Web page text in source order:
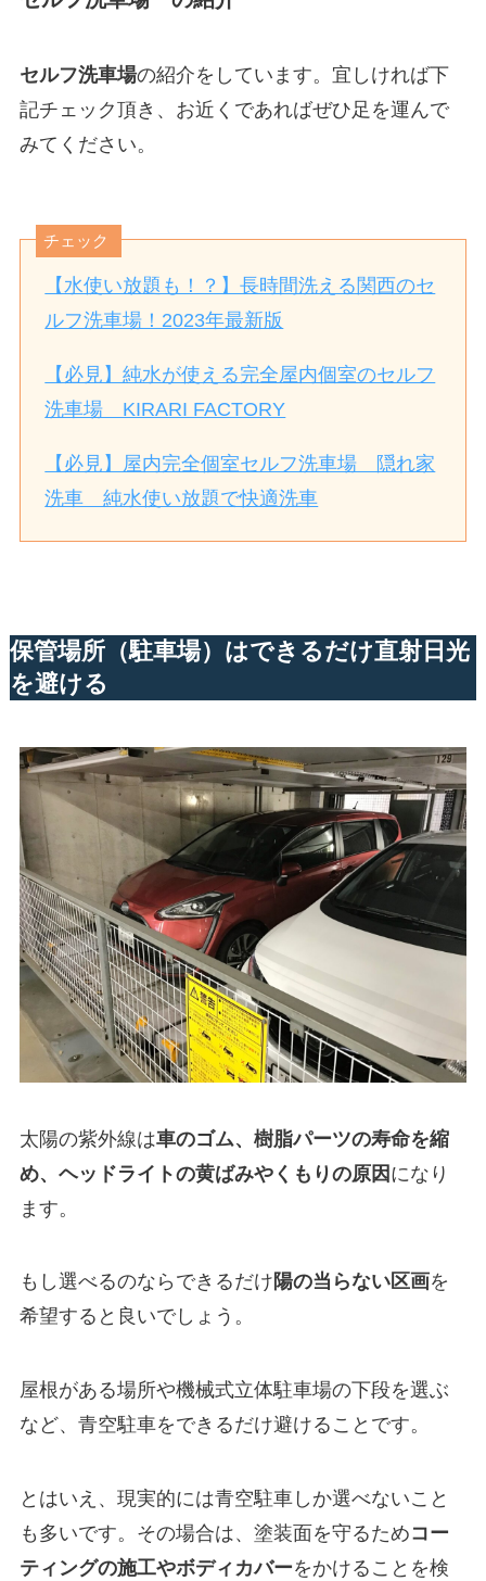
セルフ洗車場の紹介をしています。宜しければ下
記チェック頂き、お近くであればぜひ足を運んで
みてください。
チェック
【水使い放題も！？】長時間洗える関西のセ
ルフ洗車場！2023年最新版
【必見】純水が使える完全屋内個室のセルフ
洗車場 KIRARI FACTORY
【必見】屋内完全個室セルフ洗車場 隠れ家
洗車 純水使い放題で快適洗車
保管場所（駐車場）はできるだけ直射日光
を避ける
太陽の紫外線は車のゴム、樹脂パーツの寿命を縮
め、ヘッドライトの黄ばみやくもりの原因 になり
ます。
もし選べるのならできるだけ陽の当らない区画を
希望すると良いでしょう。
屋根がある場所や機械式立体駐車場の下段を選ぶ
など、青空駐車をできるだけ避けることです。
とはいえ、現実的には青空駐車しか選べないこと
も多いです。その場合は、塗装面を守るためコー
ティングの施工やボディカバーをかけることを検